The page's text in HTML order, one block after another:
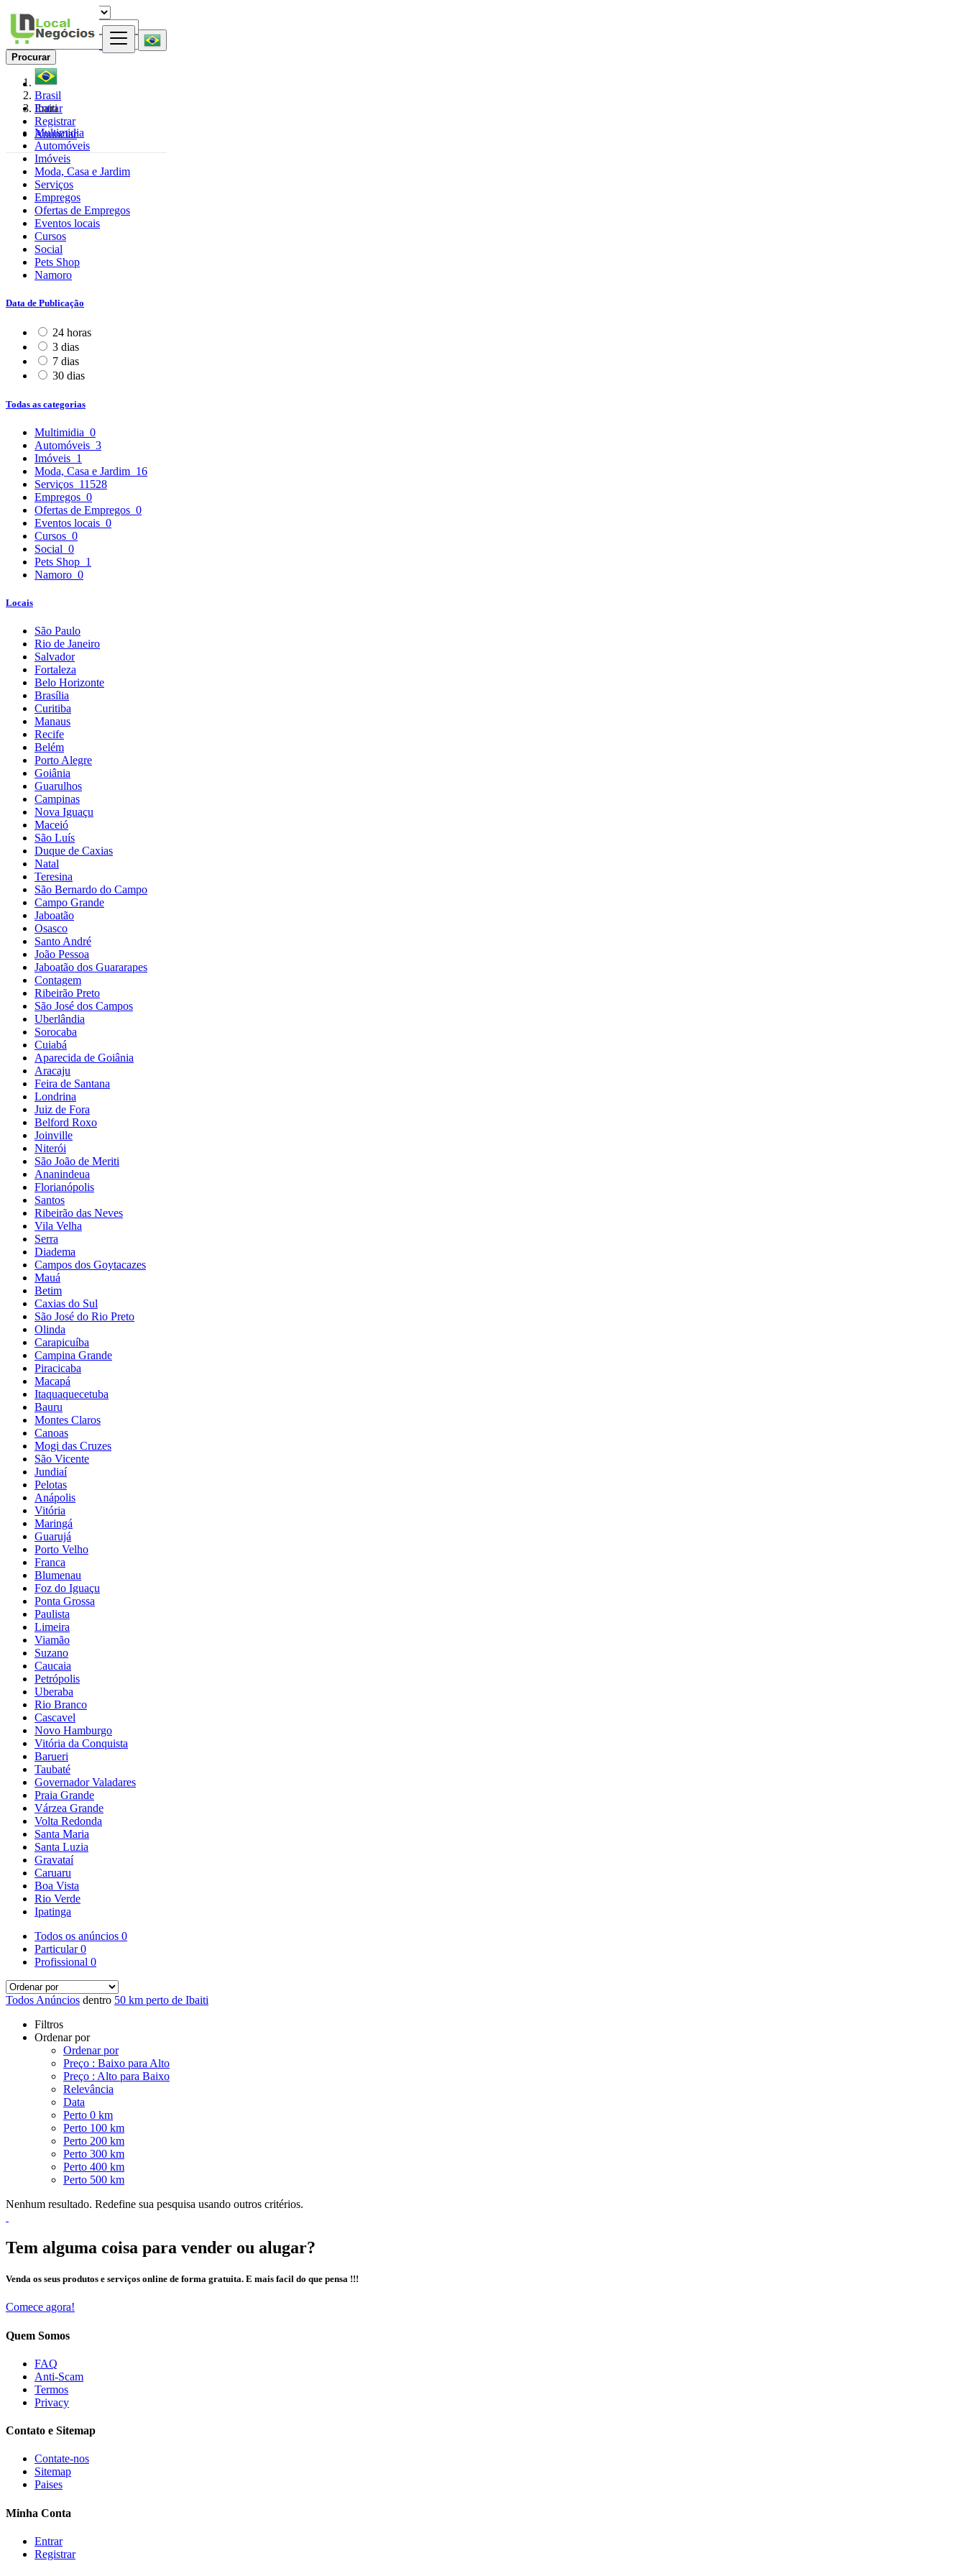
Entrar
Registrar
Anunciar
Procurar
Brasil
Ibaiti
Multimidia
Automóveis
Imóveis
Moda, Casa e Jardim
Serviços
Empregos
Ofertas de Empregos
Eventos locais
Cursos
Social
Pets Shop
Namoro
Data de Publicação
24 horas
3 dias
7 dias
30 dias
Todas as categorias
Multimidia 0
Automóveis 3
Imóveis 1
Moda, Casa e Jardim 16
Serviços 11528
Empregos 0
Ofertas de Empregos 0
Eventos locais 0
Cursos 0
Social 0
Pets Shop 1
Namoro 0
Locais
São Paulo
Rio de Janeiro
Salvador
Fortaleza
Belo Horizonte
Brasília
Curitiba
Manaus
Recife
Belém
Porto Alegre
Goiânia
Guarulhos
Campinas
Nova Iguaçu
Maceió
São Luís
Duque de Caxias
Natal
Teresina
São Bernardo do Campo
Campo Grande
Jaboatão
Osasco
Santo André
João Pessoa
Jaboatão dos Guararapes
Contagem
Ribeirão Preto
São José dos Campos
Uberlândia
Sorocaba
Cuiabá
Aparecida de Goiânia
Aracaju
Feira de Santana
Londrina
Juiz de Fora
Belford Roxo
Joinville
Niterói
São João de Meriti
Ananindeua
Florianópolis
Santos
Ribeirão das Neves
Vila Velha
Serra
Diadema
Campos dos Goytacazes
Mauá
Betim
Caxias do Sul
São José do Rio Preto
Olinda
Carapicuíba
Campina Grande
Piracicaba
Macapá
Itaquaquecetuba
Bauru
Montes Claros
Canoas
Mogi das Cruzes
São Vicente
Jundiaí
Pelotas
Anápolis
Vitória
Maringá
Guarujá
Porto Velho
Franca
Blumenau
Foz do Iguaçu
Ponta Grossa
Paulista
Limeira
Viamão
Suzano
Caucaia
Petrópolis
Uberaba
Rio Branco
Cascavel
Novo Hamburgo
Vitória da Conquista
Barueri
Taubaté
Governador Valadares
Praia Grande
Várzea Grande
Volta Redonda
Santa Maria
Santa Luzia
Gravataí
Caruaru
Boa Vista
Rio Verde
Ipatinga
Todos os anúncios 0
Particular0
Profissional 0
Todos Anúncios dentro 50 km perto de Ibaiti
Filtros
Ordenar por
Ordenar por
Preço : Baixo para Alto
Preço : Alto para Baixo
Relevância
Data
Perto 0 km
Perto 100 km
Perto 200 km
Perto 300 km
Perto 400 km
Perto 500 km
Nenhum resultado. Redefine sua pesquisa usando outros critérios.
Tem alguma coisa para vender ou alugar?
Venda os seus produtos e serviços online de forma gratuita. E mais facil do que pensa !!!
Comece agora!
Quem Somos
FAQ
Anti-Scam
Termos
Privacy
Contato e Sitemap
Contate-nos
Sitemap
Paises
Minha Conta
Entrar
Registrar